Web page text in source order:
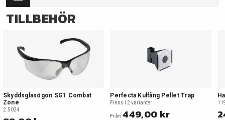
TILLBEHÖR
Skyddsglasögon SG1 Combat
Zone
2.5024
Perfecta Kulfång Pellet Trap
Finns i 2 varianter
Från449,00 kr